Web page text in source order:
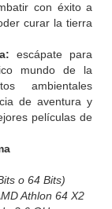
con éxito a
curar la tierra
escápate para
mundo de la
ambientales
de aventura y
películas de
o 64 Bits)
Athlon 64 X2